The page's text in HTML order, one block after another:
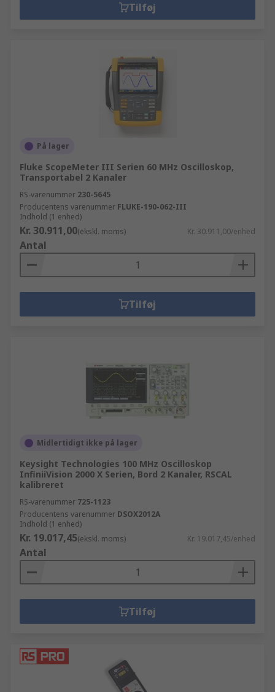
Tilføj
På lager
Fluke ScopeMeter III Serien 60 MHz Oscilloskop,
Transportabel 2 Kanaler
RS-varenummer 230-5645
Producentens varenummer FLUKE-190-062-III
Indhold (1 enhed)
Kr. 30.911,00(ekskl. moms) Kr. 30.911,00/enhed
Antal
Tilføj
Midlertidigt ikke på lager
Keysight Technologies 100 MHz Oscilloskop
InfiniiVision 2000 X Serien, Bord 2 Kanaler, RSCAL
kalibreret
RS-varenummer 725-1123
Producentens varenummer DSOX2012A
Indhold (1 enhed)
Kr. 19.017,45(ekskl. moms) Kr. 19.017,45/enhed
Antal
Tilføj